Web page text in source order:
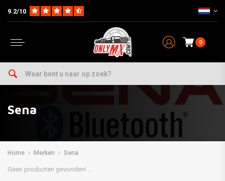
9.2/10
0
Sena
Home Merken Sena
Geen producten gevonden!...